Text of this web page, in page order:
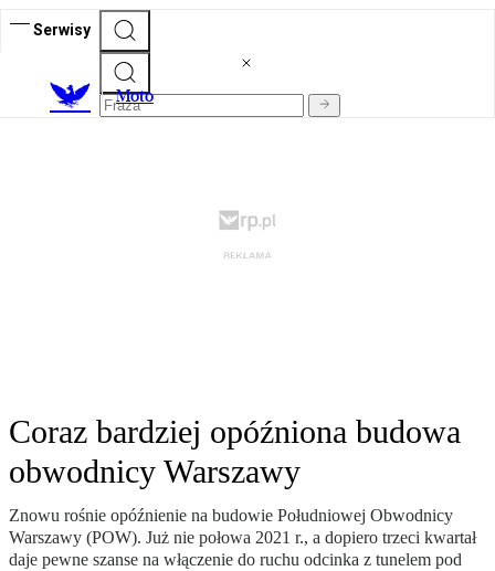
Serwisy
Moto
Coraz bardziej opóźniona budowa
obwodnicy Warszawy
Znowu rośnie opóźnienie na budowie Południowej Obwodnicy
Warszawy (POW). Już nie połowa 2021 r., a dopiero trzeci kwartał
daje pewne szanse na włączenie do ruchu odcinka z tunelem pod